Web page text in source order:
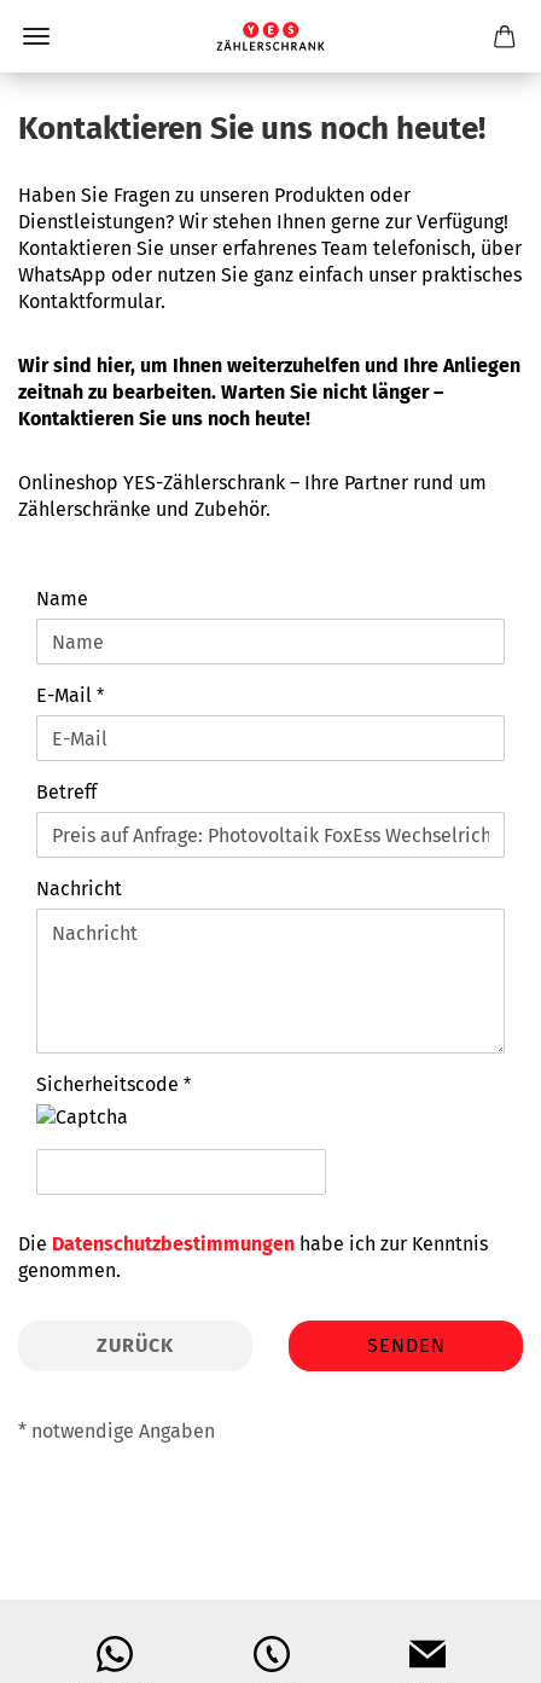
Kontaktieren Sie uns noch heute!
Haben Sie Fragen zu unseren Produkten oder
Dienstleistungen? Wir stehen Ihnen gerne zur Verfügung!
Kontaktieren Sie unser erfahrenes Team telefonisch, über
WhatsApp oder nutzen Sie ganz einfach unser praktisches
Kontaktformular.
Wir sind hier, um Ihnen weiterzuhelfen und Ihre Anliegen
zeitnah zu bearbeiten. Warten Sie nicht länger –
Kontaktieren Sie uns noch heute!
Onlineshop YES-Zählerschrank – Ihre Partner rund um
Zählerschränke und Zubehör.
KONTAKTIEREN
SIE
HEUTE!
Name
E-Mail
Betreff
Nachricht
Sicherheitscode
DATENSCHUTZBESTIMMUNGEN
Die Datenschutzbestimmungen habe ich zur Kenntnis
genommen.
ZURÜCK SENDEN
* notwendige Angaben